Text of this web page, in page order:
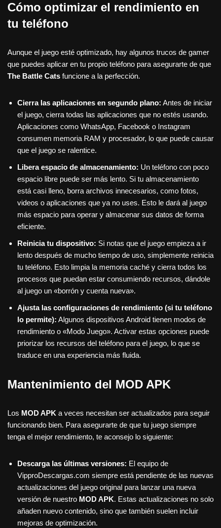
Cómo optimizar el rendimiento en
tu teléfono
Aunque el juego esté optimizado, hay algunos trucos de gamer
que puedes aplicar en tu propio teléfono para asegurarte de que
The Battle Cats funcione a la perfección.
Cierra las aplicaciones en segundo plano: Antes de iniciar
el juego, cierra todas las aplicaciones que no estés usando.
Aplicaciones como WhatsApp, Facebook o Instagram
consumen memoria RAM y procesador, lo que puede causar
que el juego se ralentice.
Libera espacio de almacenamiento: Un teléfono con poco
espacio libre puede ser más lento. Si tu almacenamiento
está casi lleno, borra archivos innecesarios, como fotos,
videos o aplicaciones que ya no uses. Esto le dará al juego
más espacio para operar y almacenar sus datos de forma
eficiente.
Reinicia tu dispositivo: Si notas que el juego empieza a ir
lento después de mucho tiempo de uso, simplemente reinicia
tu teléfono. Esto limpia la memoria caché y cierra todos los
procesos que puedan estar consumiendo recursos, dándole
al juego un «borrón y cuenta nueva».
Ajusta las configuraciones de rendimiento (si tu teléfono
lo permite): Algunos dispositivos Android tienen modos de
rendimiento o «Modo Juego». Activar estas opciones puede
priorizar los recursos del teléfono para el juego, lo que se
traduce en una experiencia más fluida.
Mantenimiento del MOD APK
Los MOD APK a veces necesitan ser actualizados para seguir
funcionando bien. Para asegurarte de que tu juego siempre
tenga el mejor rendimiento, te aconsejo lo siguiente:
Descarga las últimas versiones: El equipo de
VipproDescargas.com siempre está pendiente de las nuevas
actualizaciones del juego original para lanzar una nueva
versión de nuestro MOD APK. Estas actualizaciones no solo
añaden nuevo contenido, sino que también suelen incluir
mejoras de optimización.